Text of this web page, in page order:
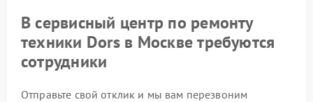
В сервисный центр по ремонту
техники Dors в Москве требуются
сотрудники
Отправьте свой отклик и мы вам перезвоним